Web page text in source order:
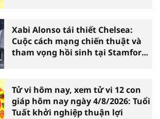
Xabi Alonso tái thiết Chelsea:
Cuộc cách mạng chiến thuật và
tham vọng hồi sinh tại Stamford
Tử vi hôm nay, xem tử vi 12 con
giáp hôm nay ngày 4/8/2026: Tuổi
Tuất khởi nghiệp thuận lợi